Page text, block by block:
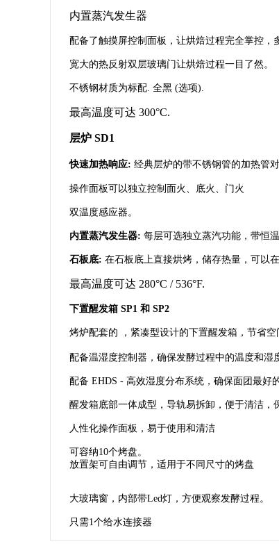
内置蒸汽发生器
配备了触摸屏控制面板，让烘焙过程完全掌控
宽大的热反射双层玻璃门让烘焙过程一目了然。
不锈钢材质为标配. 全黑 (选项).
最高温度可达 300°C.
层炉 SD1
快速加热响应: 经典层炉的带不锈钢管的加热管
操作面板可以独立控制面火、底火、门火
双温度感应器。
内置蒸汽发生器: 每层可选独立蒸汽功能，带恒
石板底: 在石板底上直接烘烤，储存热量，可以
最高温度可达 280°C / 536°F.
下置醒发箱 SP1 和 SP2
烤炉配套的 ，紧凑型设计的下置醒发箱，节省空
配备温湿度控制器，确保发酵过程中的温度和湿
配备 EHDS - 高效湿度分布系统，确保面团最好
醒发箱底部一体成型，导轨易拆卸，便于清洁，
人性化操作面板，易于使用和清洁
可容纳10个烤盘。
放置架可自由调节，适用于不同尺寸的烤盘
大玻璃窗，内部带Led灯，方便观察发酵过程。
只需1个给水连接器